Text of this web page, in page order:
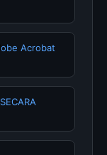
Acrobat